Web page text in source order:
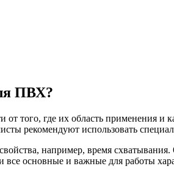
ПВХ?
того, где их область применения и
рекомендуют использовать
например, время
основные и важные для работы